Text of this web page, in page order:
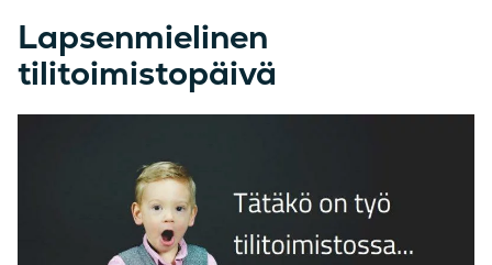
Lapsenmielinen
tilitoimistopäivä